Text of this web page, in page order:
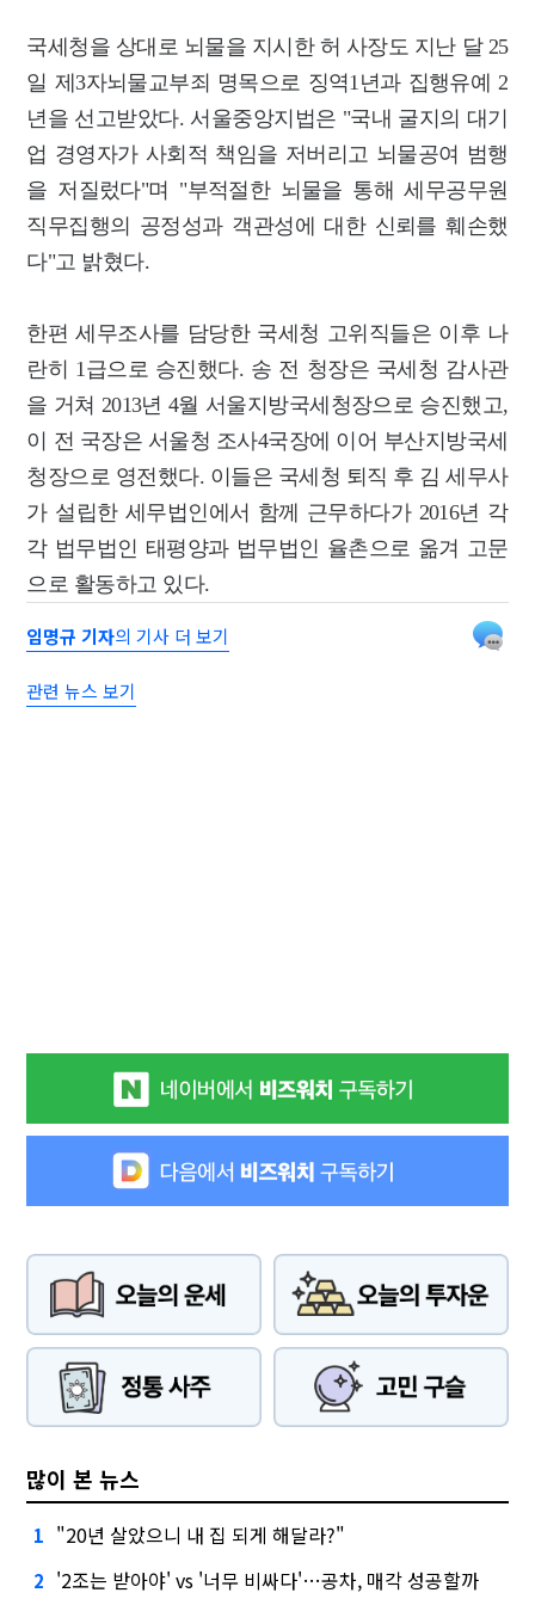
국세청을 상대로 뇌물을 지시한 허 사장도 지난 달 25
일 제3자뇌물교부죄 명목으로 징역1년과 집행유예 2
년을 선고받았다. 서울중앙지법은 "국내 굴지의 대기
업 경영자가 사회적 책임을 저버리고 뇌물공여 범행
을 저질렀다"며 "부적절한 뇌물을 통해 세무공무원
직무집행의 공정성과 객관성에 대한 신뢰를 훼손했
다"고 밝혔다.
한편 세무조사를 담당한 국세청 고위직들은 이후 나
란히 1급으로 승진했다. 송 전 청장은 국세청 감사관
을 거쳐 2013년 4월 서울지방국세청장으로 승진했고,
이 전 국장은 서울청 조사4국장에 이어 부산지방국세
청장으로 영전했다. 이들은 국세청 퇴직 후 김 세무사
가 설립한 세무법인에서 함께 근무하다가 2016년 각
각 법무법인 태평양과 법무법인 율촌으로 옮겨 고문
으로 활동하고 있다.
임명규 기자의 기사 더 보기
관련 뉴스 보기
많이 본 뉴스
1 "20년 살았으니 내 집 되게 해달라?"
2 '2조는 받아야' vs '너무 비싸다'…공차, 매각 성공할까